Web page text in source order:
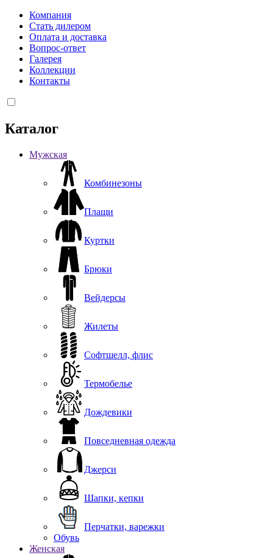
Компания
Стать дилером
Оплата и доставка
Вопрос-ответ
Галерея
Коллекции
Контакты
Каталог
Мужская
Комбинезоны
Плащи
Куртки
Брюки
Вейдерсы
Жилеты
Софтшелл, флис
Термобелье
Дождевики
Повседневная одежда
Джерси
Шапки, кепки
Перчатки, варежки
Обувь
Женская